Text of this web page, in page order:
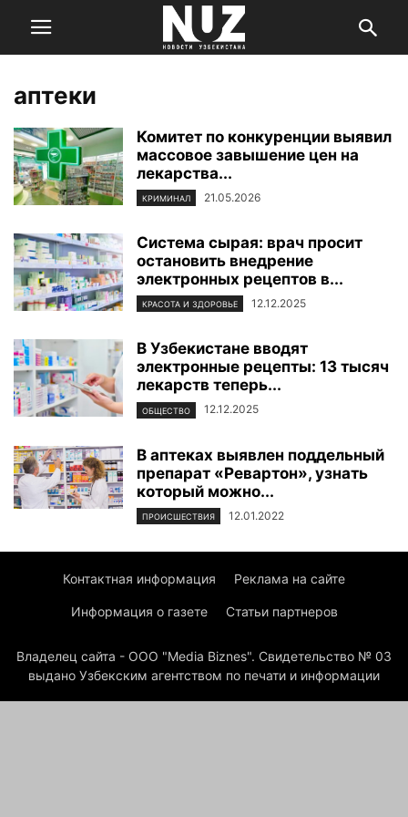
аптеки
Комитет по конкуренции выявил
массовое завышение цен на
лекарства...
КРИМИНАЛ 21.05.2026
Система сырая: врач просит
остановить внедрение
электронных рецептов в...
КРАСОТА И ЗДОРОВЬЕ 12.12.2025
В Узбекистане вводят
электронные рецепты: 13 тысяч
лекарств теперь...
ОБЩЕСТВО 12.12.2025
В аптеках выявлен поддельный
препарат «Ревартон», узнать
который можно...
ПРОИСШЕСТВИЯ 12.01.2022
Контактная информация Реклама на сайте
Информация о газете Статьи партнеров
Владелец сайта - ООО "Media Biznes". Свидетельство № 03
выдано Узбекским агентством по печати и информации